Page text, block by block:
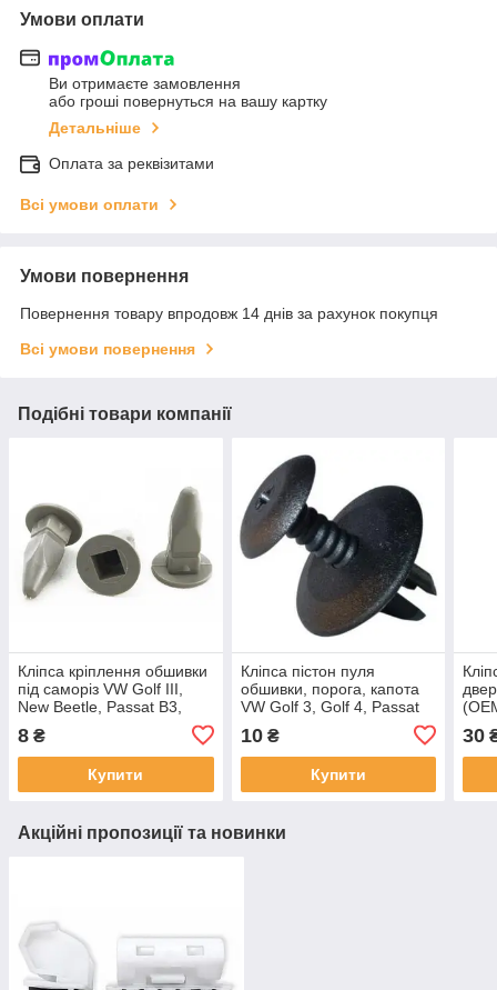
Умови оплати
Ви отримаєте замовлення
або гроші повернуться на вашу картку
Детальніше
Оплата за реквізитами
Всі умови оплати
Умови повернення
Повернення товару впродовж 14 днів за рахунок покупця
Всі умови повернення
Подібні товари компанії
Кліпса кріплення обшивки
під саморіз VW Golf III,
New Beetle, Passat B3,
Touareg, Vento
8 ₴
Купити
Кліпса пістон пуля
обшивки, порога, капота
VW Golf 3, Golf 4, Passat
B5, Vento/Skoda Octavia
1H0867199A
10₴
Купити
30
Акційні пропозиції та новинки